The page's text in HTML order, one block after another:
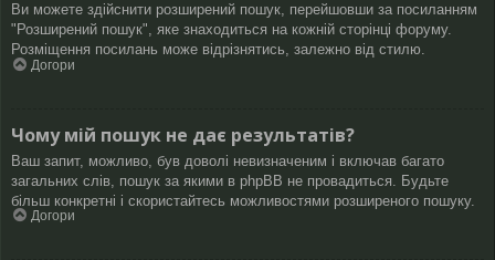
Ви можете здійснити розширений пошук, перейшовши за посиланням
"Розширений пошук", яке знаходиться на кожній сторінці форуму.
Розміщення посилань може відрізнятись, залежно від стилю.
Догори
Чому мій пошук не дає результатів?
Ваш запит, можливо, був доволі невизначеним і включав багато
загальних слів, пошук за якими в phpBB не провадиться. Будьте
більш конкретні і скористайтесь можливостями розширеного пошуку.
Догори